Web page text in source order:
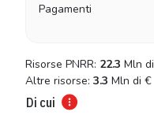
Pagamenti
Risorse PNRR: 22.3 Mln di
Altre risorse: 3.3 Mln di €
Di cui